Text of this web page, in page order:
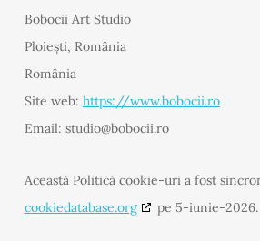
Bobocii Art Studio
Ploiești, România
România
Site web: https://www.bobocii.ro
Email: studio@bobocii.ro
Această Politică cookie-uri a fost
cookiedatabase.org
pe 5-iunie-2026.